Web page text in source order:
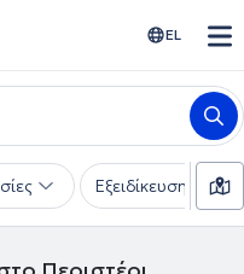
EL
Εξειδίκευση